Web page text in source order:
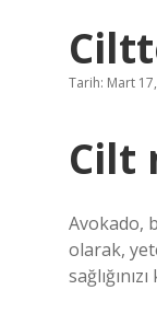
Tarih: Mart
Cilt
Avokado,
olarak,